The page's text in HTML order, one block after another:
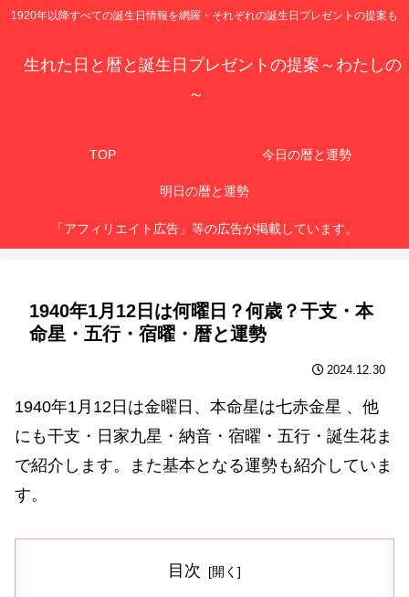
1920年以降すべての誕生日情報を網羅・それぞれの誕生日プレゼントの提案も
生れた日と暦と誕生日プレゼントの提案～わたしの
～
TOP 今日の暦と運勢
明日の暦と運勢
「アフィリエイト広告」等の広告が掲載しています。
1940年1月12日は何曜日？何歳？干支・本
命星・五行・宿曜・暦と運勢
2024.12.30
1940年1月12日は金曜日、本命星は七赤金星 、他
にも干支・日家九星・納音・宿曜・五行・誕生花ま
で紹介します。また基本となる運勢も紹介していま
す。
目次